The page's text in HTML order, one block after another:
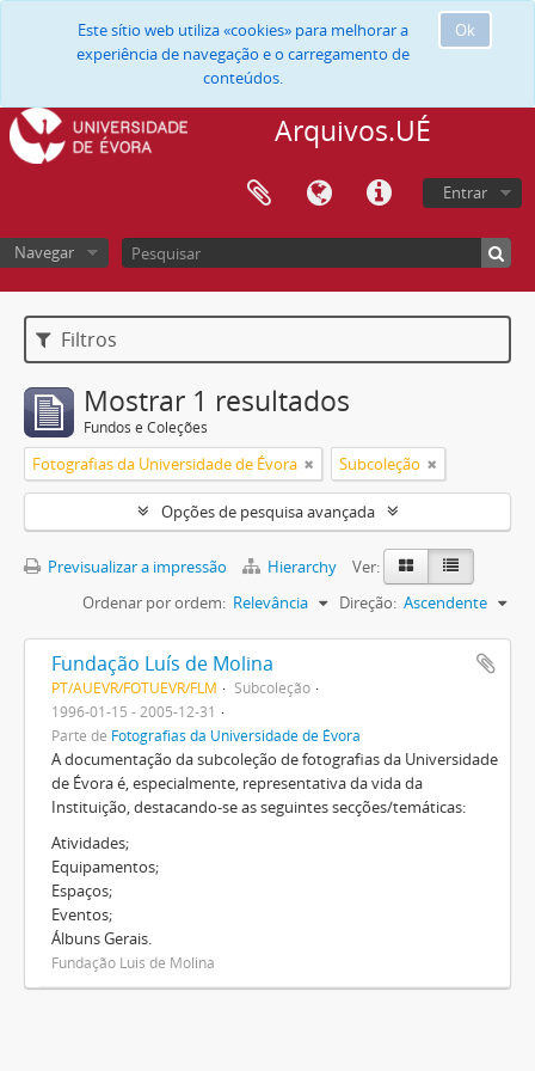
Ok
Este sítio web utiliza «cookies» para melhorar a
experiência de navegação e o carregamento de
conteúdos.
Arquivos.UÉ
Entrar
Navegar
Filtros
Mostrar 1 resultados
Fundos e Coleções
Fotografias da Universidade de Évora Subcoleção
Opções de pesquisa avançada
Previsualizar a impressão Hierarchy
Ver:
Ordenar por ordem: Relevância Direção: Ascendente
Fundação Luís de Molina
PT/AUEVR/FOTUEVR/FLM
Subcoleção
1996-01-15 - 2005-12-31
Parte de Fotografias da Universidade de Évora
A documentação da subcoleção de fotografias da Universidade
de Évora é, especialmente, representativa da vida da
Instituição, destacando-se as seguintes secções/temáticas:
Atividades;
Equipamentos;
Espaços;
Eventos;
Álbuns Gerais.
Fundação Luis de Molina